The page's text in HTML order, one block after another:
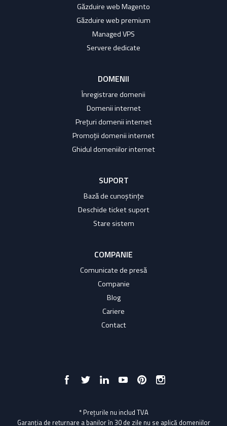
Găzduire web Magento
Găzduire web premium
Managed VPS
Servere dedicate
DOMENII
Înregistrare domenii
Domenii internet
Prețuri domenii internet
Promoții domenii internet
Ghidul domeniilor internet
SUPORT
Bază de cunoștințe
Deschide ticket suport
Stare sistem
COMPANIE
Comunicate de presă
Companie
Blog
Cariere
Contact
* Prețurile nu includ TVA
Garanția de returnare a banilor în 30 de zile nu se aplică domeniilor